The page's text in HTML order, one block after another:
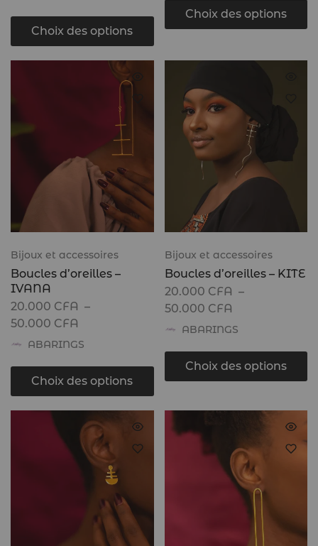
Choix des options
Choix des options
Bijoux et accessoires
Boucles d’oreilles –
IVANA
20.000 CFA –
50.000 CFA
ABARINGS
Choix des options
Bijoux et accessoires
Boucles d’oreilles – KITE
20.000 CFA –
50.000 CFA
ABARINGS
Choix des options